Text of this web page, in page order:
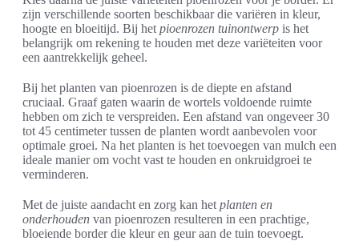
zijn verschillende soorten beschikbaar die variëren in kleur,
hoogte en bloeitijd. Bij het pioenrozen tuinontwerp is het
belangrijk om rekening te houden met deze variëteiten voor
een aantrekkelijk geheel.
Bij het planten van pioenrozen is de diepte en afstand
cruciaal. Graaf gaten waarin de wortels voldoende ruimte
hebben om zich te verspreiden. Een afstand van ongeveer 30
tot 45 centimeter tussen de planten wordt aanbevolen voor
optimale groei. Na het planten is het toevoegen van mulch een
ideale manier om vocht vast te houden en onkruidgroei te
verminderen.
Met de juiste aandacht en zorg kan het planten en
onderhouden van pioenrozen resulteren in een prachtige,
bloeiende border die kleur en geur aan de tuin toevoegt.